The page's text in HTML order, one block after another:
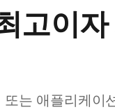
고이
또는 애플리케이